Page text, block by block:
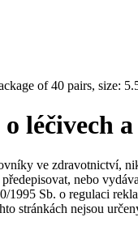
of 40 pairs, size:
léčivech
ve zdravotnictví,
nebo
1995 Sb. o regulaci
stránkách nejsou